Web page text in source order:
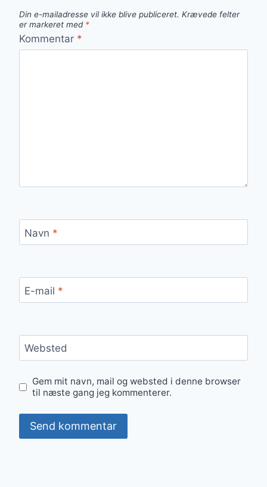
Din e-mailadresse vil ikke blive publiceret. Krævede felter
er markeret med *
Kommentar *
Navn *
E-mail *
Websted
Gem mit navn, mail og websted i denne browser
til næste gang jeg kommenterer.